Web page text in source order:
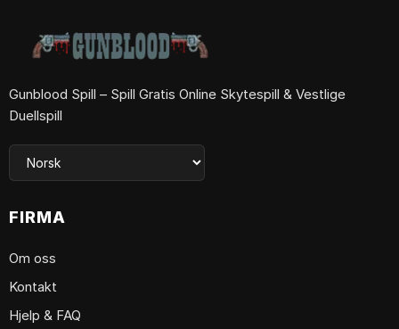
Gunblood Spill – Spill Gratis Online Skytespill & Vestlige
Duellspill
FIRMA
Om oss
Kontakt
Hjelp & FAQ